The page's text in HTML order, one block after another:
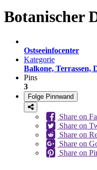
Botanischer
Ostseeinfocenter
Kategorie
Balkone, Terrassen,
Pins
3
Folge Pinnwand
Share on
Share on
Share on
Share on
Share on